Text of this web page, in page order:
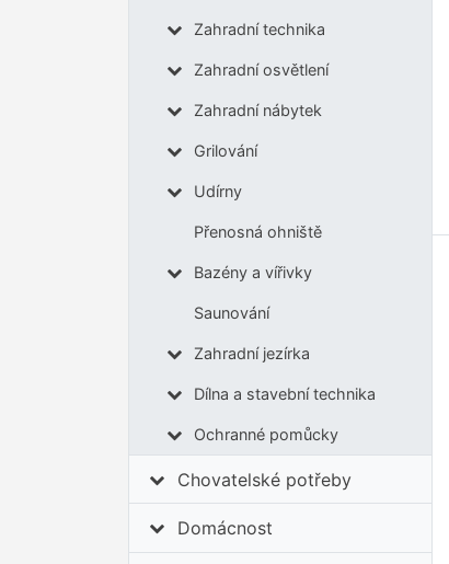
Zahradní technika
Zahradní osvětlení
Zahradní nábytek
Grilování
Udírny
Přenosná ohniště
Bazény a vířivky
Saunování
Zahradní jezírka
Dílna a stavební technika
Ochranné pomůcky
Chovatelské potřeby
Domácnost